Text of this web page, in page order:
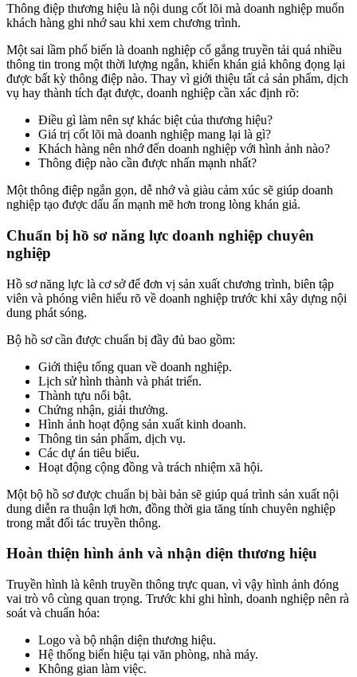
Thông điệp thương hiệu là nội dung cốt lõi mà doanh nghiệp muốn
khách hàng ghi nhớ sau khi xem chương trình.
Một sai lầm phổ biến là doanh nghiệp cố gắng truyền tải quá nhiều
thông tin trong một thời lượng ngắn, khiến khán giả không đọng lại
được bất kỳ thông điệp nào. Thay vì giới thiệu tất cả sản phẩm, dịch
vụ hay thành tích đạt được, doanh nghiệp cần xác định rõ:
Điều gì làm nên sự khác biệt của thương hiệu?
Giá trị cốt lõi mà doanh nghiệp mang lại là gì?
Khách hàng nên nhớ đến doanh nghiệp với hình ảnh nào?
Thông điệp nào cần được nhấn mạnh nhất?
Một thông điệp ngắn gọn, dễ nhớ và giàu cảm xúc sẽ giúp doanh
nghiệp tạo được dấu ấn mạnh mẽ hơn trong lòng khán giả.
Chuẩn bị hồ sơ năng lực doanh nghiệp chuyên
nghiệp
Hồ sơ năng lực là cơ sở để đơn vị sản xuất chương trình, biên tập
viên và phóng viên hiểu rõ về doanh nghiệp trước khi xây dựng nội
dung phát sóng.
Bộ hồ sơ cần được chuẩn bị đầy đủ bao gồm:
Giới thiệu tổng quan về doanh nghiệp.
Lịch sử hình thành và phát triển.
Thành tựu nổi bật.
Chứng nhận, giải thưởng.
Hình ảnh hoạt động sản xuất kinh doanh.
Thông tin sản phẩm, dịch vụ.
Các dự án tiêu biểu.
Hoạt động cộng đồng và trách nhiệm xã hội.
Một bộ hồ sơ được chuẩn bị bài bản sẽ giúp quá trình sản xuất nội
dung diễn ra thuận lợi hơn, đồng thời gia tăng tính chuyên nghiệp
trong mắt đối tác truyền thông.
Hoàn thiện hình ảnh và nhận diện thương hiệu
Truyền hình là kênh truyền thông trực quan, vì vậy hình ảnh đóng
vai trò vô cùng quan trọng. Trước khi ghi hình, doanh nghiệp nên rà
soát và chuẩn hóa:
Logo và bộ nhận diện thương hiệu.
Hệ thống biển hiệu tại văn phòng, nhà máy.
Không gian làm việc.